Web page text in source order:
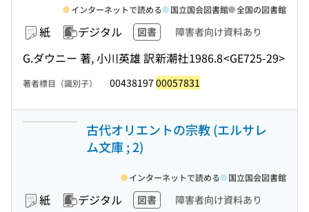
紙 デジタル 図書 障害者向け資料あり
G.ダウニー 著, 小川英雄 訳新潮社1986.8<GE725-29>
インターネットで読める 国立国会図書館 全国の図書館
著者標目（識別子） 00438197 00057831
古代オリエントの宗教 (エルサレ
ム文庫 ; 2)
紙 デジタル 図書 障害者向け資料あり
インターネットで読める 国立国会図書館